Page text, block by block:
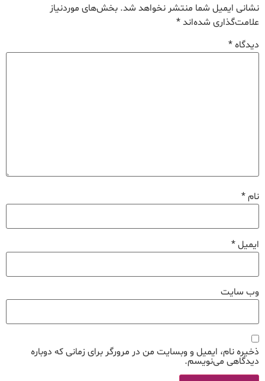
نشانی ایمیل شما منتشر نخواهد شد. بخش‌های موردنیاز
علامت‌گذاری شده‌اند*
دیدگاه*
نام*
ایمیل*
وب‌ سایت
ذخیره نام، ایمیل و وبسایت من در مرورگر برای زمانی که دوباره
دیدگاهی می‌نویسم.